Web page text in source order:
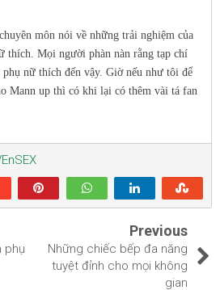
môn nói về những trải nghiệm của
thích. Mọi người phàn nàn rằng tạp chí
nữ thích đến vậy. Giờ nếu như tôi để
Mann up thì có khi lại có thêm vài tá fan
phụ
Previous
Những chiếc bếp đa năng
tuyệt đỉnh cho mọi không
gian